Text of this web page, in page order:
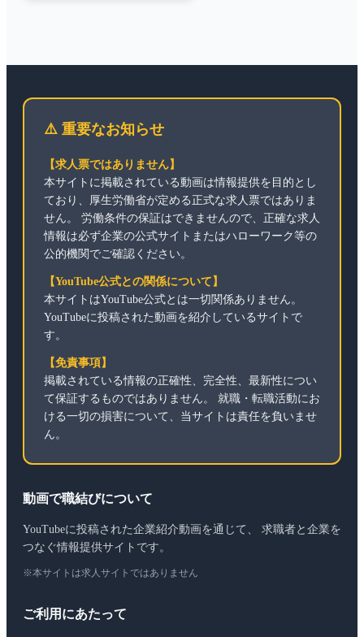
⚠️ 重要なお知らせ
【求人票ではありません】
本サイトに掲載されている動画は情報提供を目的とし
ており、厚生労働省が定める正式な求人票ではありま
せん。 労働条件の保証はできませんので、正確な求人
情報は必ず企業の公式サイトまたはハローワーク等の
公的機関でご確認ください。
【YouTube公式との関係について】
本サイトはYouTube公式とは一切関係ありません。
YouTubeに投稿された動画を紹介しているサイトで
す。
【免責事項】
掲載されている情報の正確性、完全性、最新性につい
て保証するものではありません。 就職・転職活動にお
ける一切の損害について、当サイトは責任を負いませ
ん。
動画で職結びについて
YouTubeに投稿された企業紹介動画を通じて、 求職者と企業を
つなぐ情報提供サイトです。
※本サイトは求人サイトではありません
ご利用にあたって